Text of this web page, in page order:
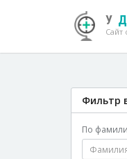
У
Сайт
Фильтр
По